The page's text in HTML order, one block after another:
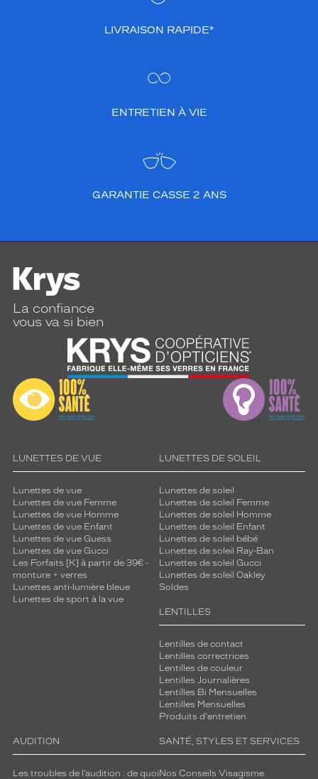
LIVRAISON RAPIDE*
ENTRETIEN À VIE
GARANTIE CASSE 2 ANS
La confiance
vous va si bien
LUNETTES DE VUE
Lunettes de vue
Lunettes de vue Femme
Lunettes de vue Homme
Lunettes de vue Enfant
Lunettes de vue Guess
Lunettes de vue Gucci
Les Forfaits [K] à partir de 39€ -
monture + verres
Lunettes anti-lumière bleue
Lunettes de sport à la vue
LUNETTES DE SOLEIL
Lunettes de soleil
Lunettes de soleil Femme
Lunettes de soleil Homme
Lunettes de soleil Enfant
Lunettes de soleil bébé
Lunettes de soleil Ray-Ban
Lunettes de soleil Gucci
Lunettes de soleil Oakley
Soldes
LENTILLES
Lentilles de contact
Lentilles correctrices
Lentilles de couleur
Lentilles Journalières
Lentilles Bi Mensuelles
Lentilles Mensuelles
Produits d'entretien
AUDITION
Les troubles de l’audition : de quoi
SANTÉ, STYLES ET SERVICES
Nos Conseils Visagisme